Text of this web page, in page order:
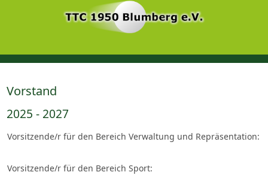
Vorstand
2025 - 2027
Vorsitzende/r für den Bereich Verwaltung und Repräsentation:
Vorsitzende/r für den Bereich Sport: